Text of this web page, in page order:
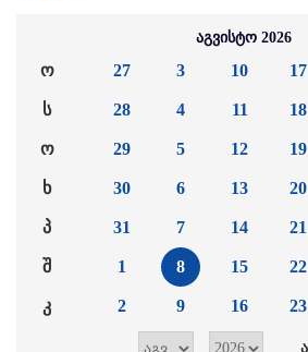
აგვისტო 2026
ო
ს
ო
ხ
პ
შ
კ
27
28
29
30
31
1
2
3
4
5
6
7
8
9
10
11
12
13
14
15
16
17
18
19
20
21
22
23